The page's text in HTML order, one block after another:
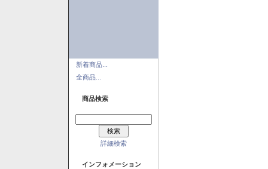
新着商品...
全商品...
商品検索
詳細検索
インフォメーション